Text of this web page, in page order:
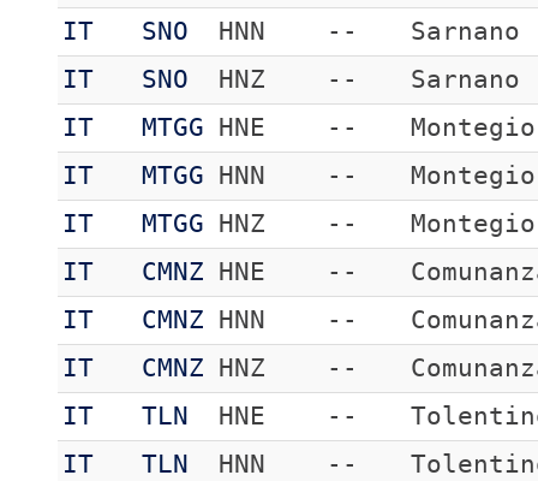
IT
SNO HNN --
Sarnano
IT
SNO HNZ --
Sarnano
IT
MTGG HNE --
IT
MTGG HNN --
IT
MTGG HNZ --
IT
CMNZ HNE --
IT
CMNZ HNN --
IT
CMNZ HNZ --
IT
TLN HNE --
IT
TLN HNN --